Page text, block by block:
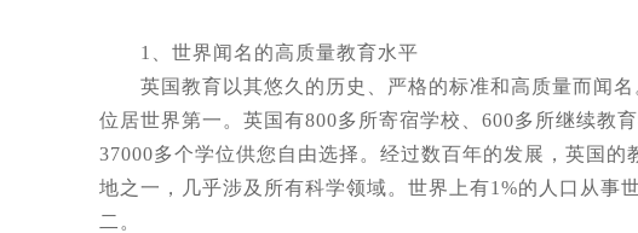
1、世界闻名的高质量教育水平
英国教育以其悠久的历史、严格的标准和高质量而闻名
位居世界第一。英国有800多所寄宿学校、600多所继续教
37000多个学位供您自由选择。经过数百年的发展，英国
地之一，几乎涉及所有科学领域。世界上有1%的人口从事
二。